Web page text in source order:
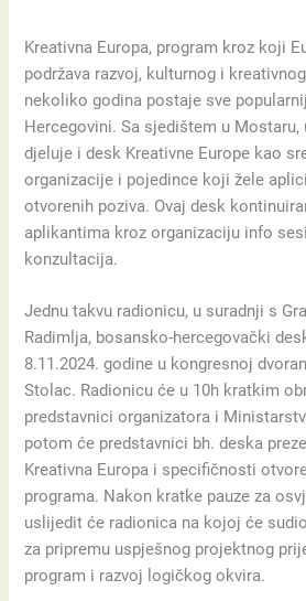
Kreativna Europa, program kroz koji
podržava razvoj, kulturnog i
nekoliko godina postaje sve
Hercegovini. Sa sjedištem u Mostaru,
djeluje i desk Kreativne Europe kao
organizacije i pojedince koji žele
otvorenih poziva. Ovaj desk
aplikantima kroz organizaciju info
konzultacija.
Jednu takvu radionicu, u suradnji s
Radimlja, bosansko-hercegovački
8.11.2024. godine u kongresnoj
Stolac. Radionicu će u 10h kratkim
predstavnici organizatora i
potom će predstavnici bh. deska
Kreativna Europa i specifičnosti
programa. Nakon kratke pauze za
uslijedit će radionica na kojoj će
za pripremu uspješnog projektnog
program i razvoj logičkog okvira.